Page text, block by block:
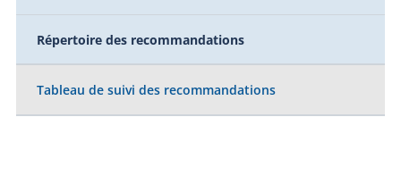
Répertoire des recommandations
Tableau de suivi des recommandations